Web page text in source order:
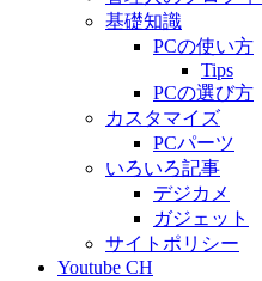
基礎知識
PCの使い方
Tips
PCの選び方
カスタマイズ
PCパーツ
いろいろ記事
デジカメ
ガジェット
サイトポリシー
Youtube CH